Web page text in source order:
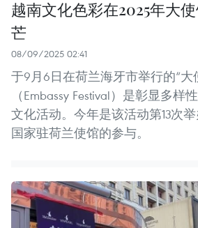
越南文化色彩在2025年大
芒
08/09/2025 02:41
于9月6日在荷兰海牙市举行的“大
（Embassy Festival）是彰显多样
文化活动。今年是该活动第13次
国家驻荷兰使馆的参与。